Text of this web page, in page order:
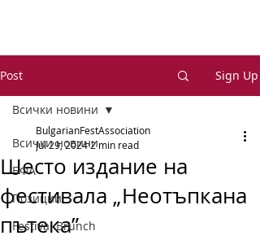
Post Sign Up
Всички новини
БФА
Позиции
Festival Brunch
Всички новини
Шесто издание на
фестивала „Неотъпкана
пътека”
BulgarianFestAssociation
Jul 29, 2024 2 min read